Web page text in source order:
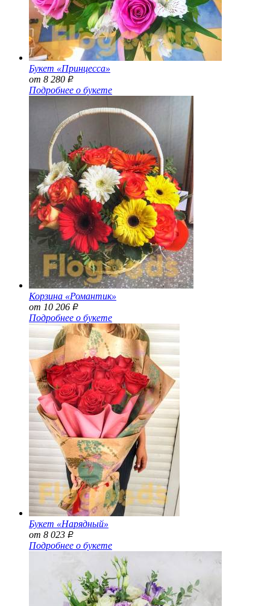
Букет «Принцесса»
от 8 280 Р
Подробнее о букете
Корзина «Романтик»
от 10 206 Р
Подробнее о букете
Букет «Нарядный»
от 8 023 Р
Подробнее о букете